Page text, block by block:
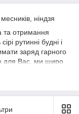
ніндзя
та отримання
рутинні будні і
заряд гарного
для Вас, ми щиро
вистачає.